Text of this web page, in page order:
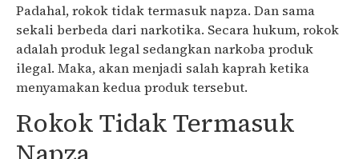
Padahal, rokok tidak termasuk napza. Dan sama
sekali berbeda dari narkotika. Secara hukum, rokok
adalah produk legal sedangkan narkoba produk
ilegal. Maka, akan menjadi salah kaprah ketika
menyamakan kedua produk tersebut.
Rokok Tidak Termasuk